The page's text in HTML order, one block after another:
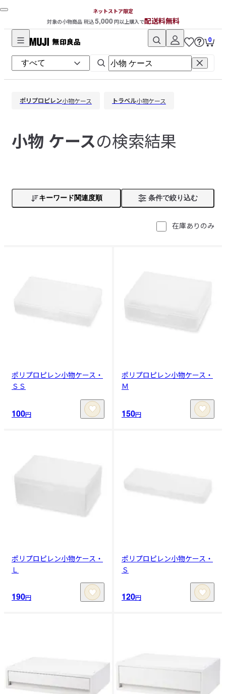
ネットストア限定
対象の小物商品 税込5,000円以上購入で配送料無料
無
印
良
ネ
ス
0
ポリプロピレン小物ケース トラベル小物ケース
小物 ケースの検索結果
キーワード関連度順 条件で絞り込む
在庫ありのみ
ポリプロピレン小物ケース・
ＳＳ
100円
ポリプロピレン小物ケース・
Ｍ
150円
ポリプロピレン小物ケース・
Ｌ
190円
ポリプロピレン小物ケース・
Ｓ
120円